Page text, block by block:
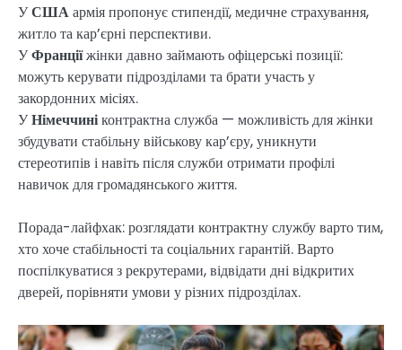
УСШАармія пропонує стипендії, медичне страхування,
житло та кар’єрні перспективи.
УФранціїжінки давно займають офіцерські позиції:
можуть керувати підрозділами та брати участь у
закордонних місіях.
УНімеччиніконтрактна служба — можливість для жінки
збудувати стабільну військову кар’єру, уникнути
стереотипів і навіть після служби отримати профілі
навичок для громадянського життя.
Порада-лайфхак: розглядати контрактну службу варто тим,
хто хоче стабільності та соціальних гарантій. Варто
поспілкуватися з рекрутерами, відвідати дні відкритих
дверей, порівняти умови у різних підрозділах.